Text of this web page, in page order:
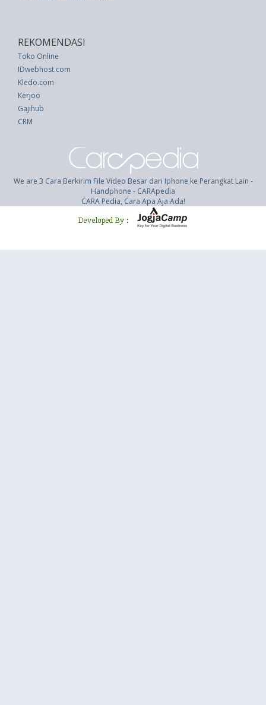
REKOMENDASI
Toko Online
IDwebhost.com
Kledo.com
Kerjoo
Gajihub
CRM
We are 3 Cara Berkirim File Video Besar dari Iphone ke Perangkat Lain -
Handphone - CARApedia
CARA Pedia, Cara Apa Aja Ada!